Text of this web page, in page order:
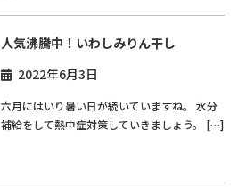
人気沸騰中！いわしみりん干し
2022年6月3日
六月にはいり暑い日が続いていますね。 水分
補給をして熱中症対策していきましょう。 […]